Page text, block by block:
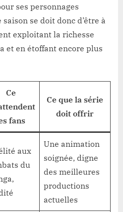
ses personnages
se doit donc d’être à
exploitant la richesse
et en étoffant encore plus
Ce
fans
Ce que la série
doit offrir
aux
du
Une animation
soignée, digne
des meilleures
productions
actuelles